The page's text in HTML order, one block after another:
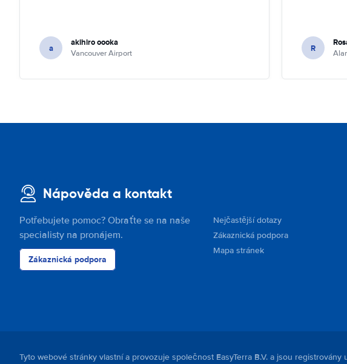
a akihiro oooka
Vancouver Airport R
Nápověda a kontakt
Potřebujete pomoc? Obraťte se na naše
specialisty na pronájem.
Zákaznická podpora
Nejčastější dotazy
Zákaznická podpora
Mapa stránek
Tyto webové stránky vlastní a provozuje společnost EasyTerra B.V. a jsou